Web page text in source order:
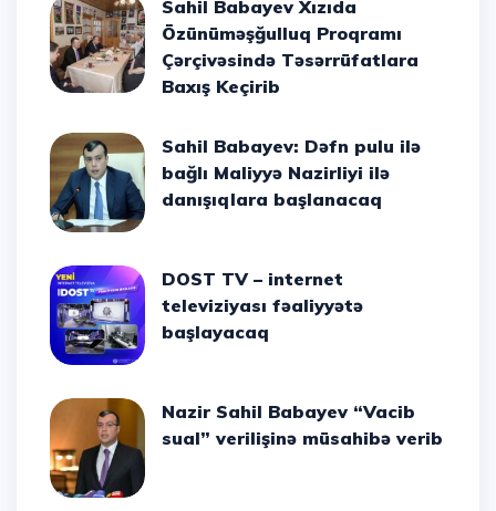
Sahil Babayev Xızıda
Özünüməşğulluq Proqramı
Çərçivəsində Təsərrüfatlara
Baxış Keçirib
Sahil Babayev: Dəfn pulu ilə
bağlı Maliyyə Nazirliyi ilə
danışıqlara başlanacaq
DOST TV – internet
televiziyası fəaliyyətə
başlayacaq
Nazir Sahil Babayev “Vacib
sual” verilişinə müsahibə verib